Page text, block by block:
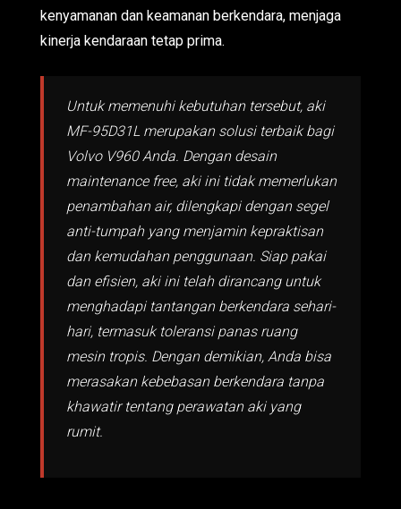
kenyamanan dan keamanan berkendara, menjaga
kinerja kendaraan tetap prima.
Untuk memenuhi kebutuhan tersebut, aki
MF-95D31L merupakan solusi terbaik bagi
Volvo V960 Anda. Dengan desain
maintenance free, aki ini tidak memerlukan
penambahan air, dilengkapi dengan segel
anti-tumpah yang menjamin kepraktisan
dan kemudahan penggunaan. Siap pakai
dan efisien, aki ini telah dirancang untuk
menghadapi tantangan berkendara sehari-
hari, termasuk toleransi panas ruang
mesin tropis. Dengan demikian, Anda bisa
merasakan kebebasan berkendara tanpa
khawatir tentang perawatan aki yang
rumit.